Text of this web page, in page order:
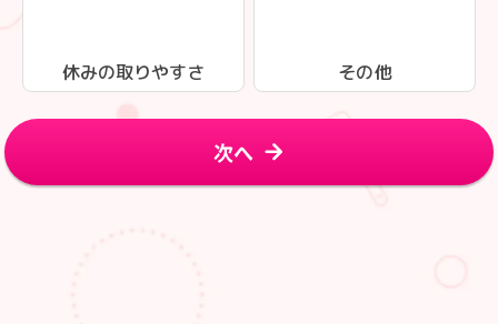
休みの取りやすさ その他
次へ